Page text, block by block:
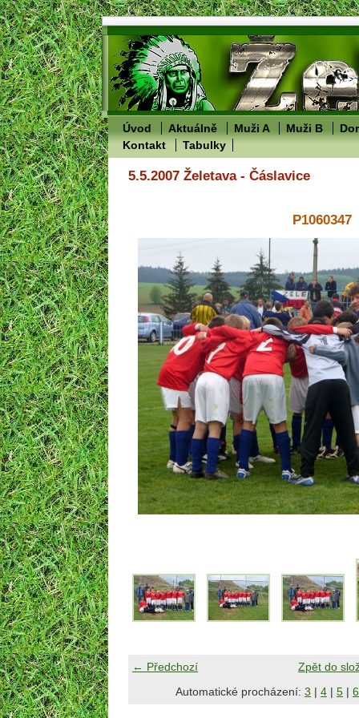
Úvod Aktuálně Muži A Muži B
Kontakt
Tabulky
5.5.2007 Želetava - Čáslavice
P1060347
← Předchozí
Zpět do
Automatické procházení: 3 | 4 | 5 | 6